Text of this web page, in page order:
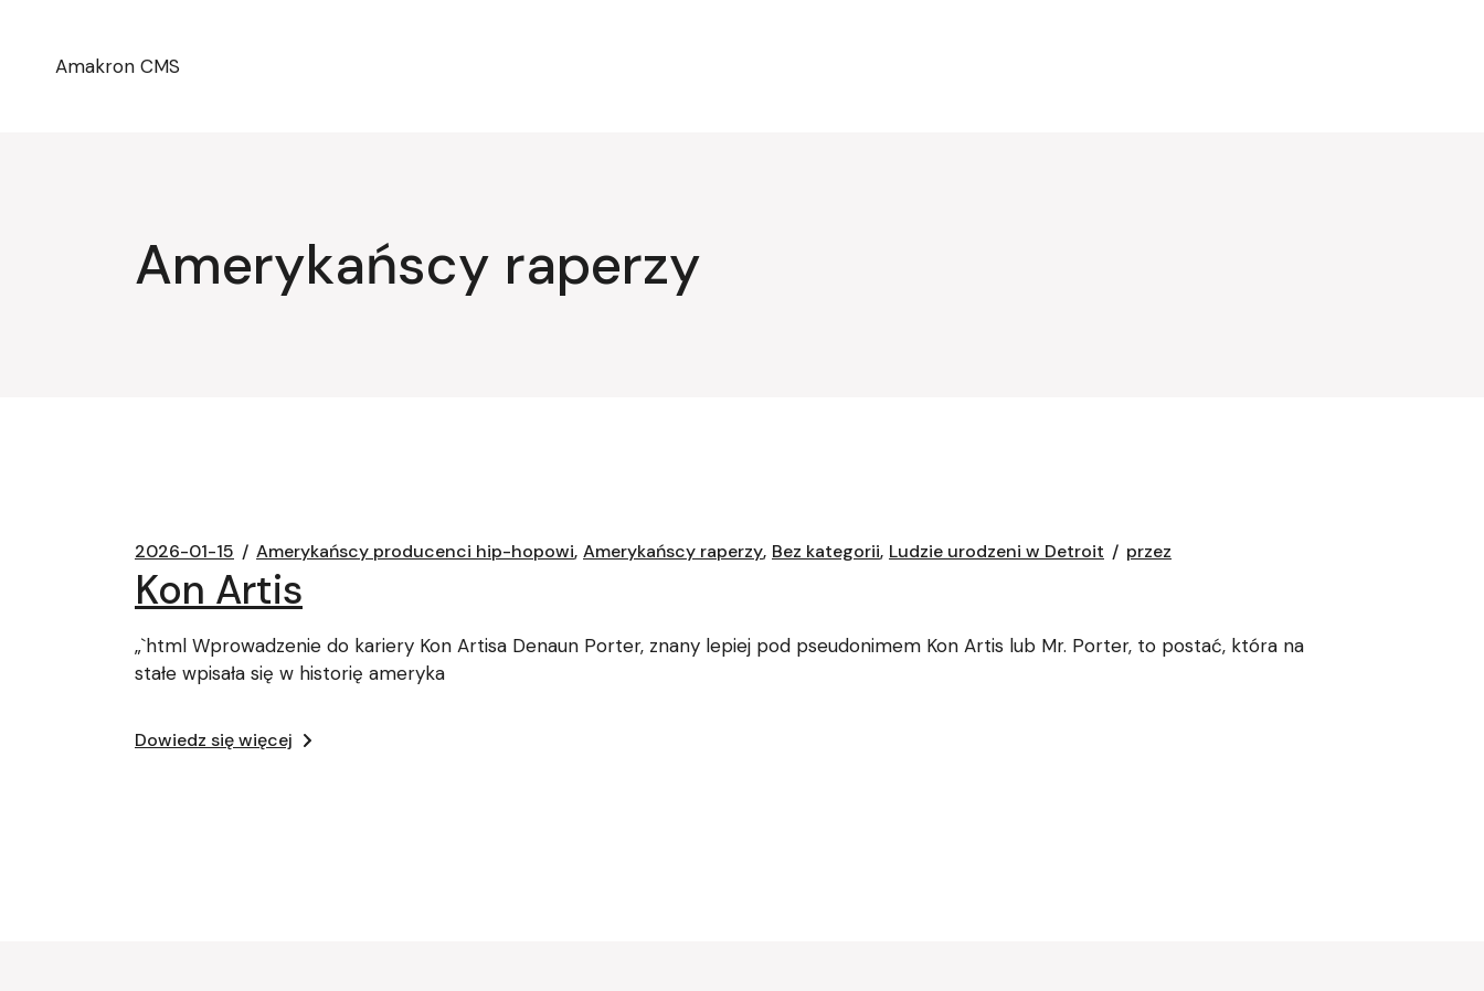
Amakron CMS
Amerykańscy raperzy
2026-01-15 Amerykańscy producenci hip-hopowi Amerykańscy raperzy Bez kategorii Ludzie urodzeni w Detroit przez
Kon Artis
„`html Wprowadzenie do kariery Kon Artisa Denaun Porter, znany lepiej pod pseudonimem Kon Artis lub Mr. Porter, to postać, która na
stałe wpisała się w historię ameryka
Dowiedz się więcej